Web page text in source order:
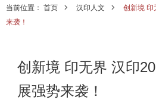
当前位置： 首页 汉印人文
创新境 印
来袭！
创新境 印无界 汉印
展强势来袭！